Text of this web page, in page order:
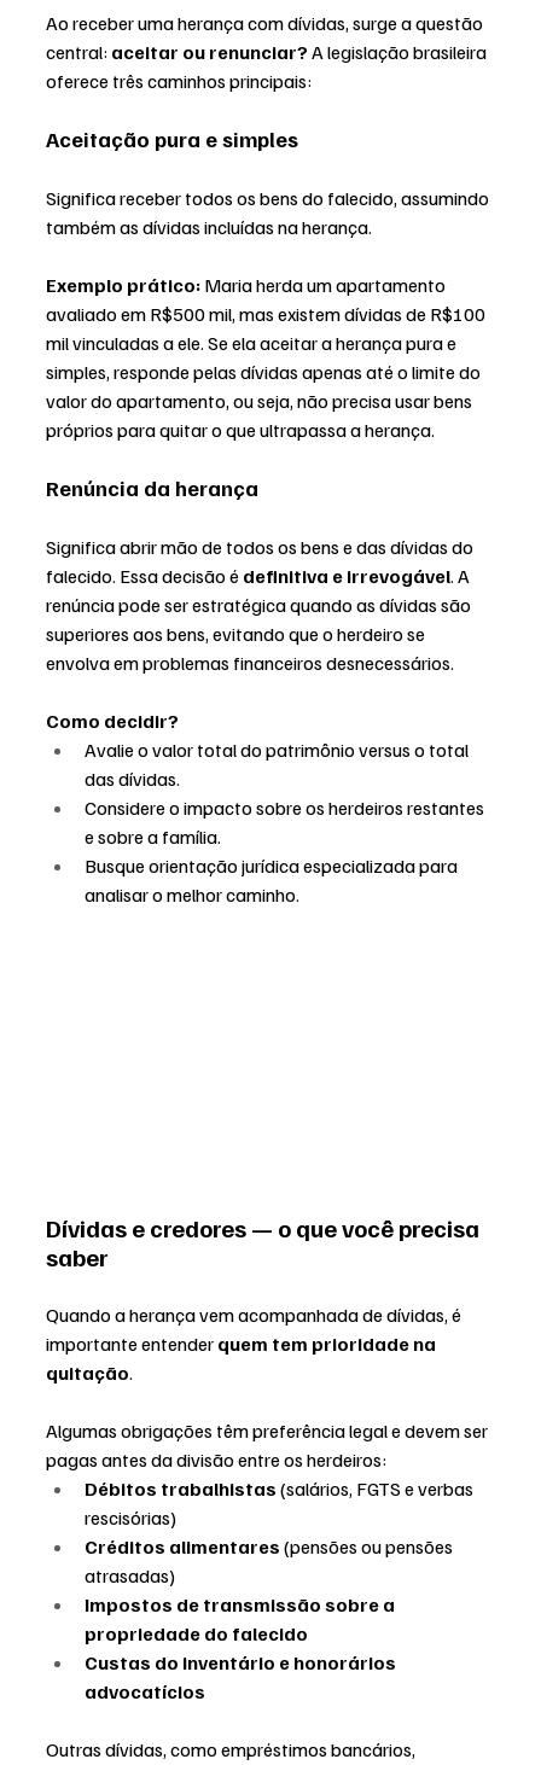
Ao receber uma herança com dívidas, surge a questão
central: aceitar ou renunciar? A legislação brasileira
oferece três caminhos principais:
Aceitação pura e simples
Significa receber todos os bens do falecido, assumindo
também as dívidas incluídas na herança.
Exemplo prático: Maria herda um apartamento
avaliado em R$500 mil, mas existem dívidas de R$100
mil vinculadas a ele. Se ela aceitar a herança pura e
simples, responde pelas dívidas apenas até o limite do
valor do apartamento, ou seja, não precisa usar bens
próprios para quitar o que ultrapassa a herança.
Renúncia da herança
Significa abrir mão de todos os bens e das dívidas do
falecido. Essa decisão é definitiva e irrevogável. A
renúncia pode ser estratégica quando as dívidas são
superiores aos bens, evitando que o herdeiro se
envolva em problemas financeiros desnecessários.
Como decidir?
Avalie o valor total do patrimônio versus o total
das dívidas.
Considere o impacto sobre os herdeiros restantes
e sobre a família.
Busque orientação jurídica especializada para
analisar o melhor caminho.
Dívidas e credores — o que você precisa
saber
Quando a herança vem acompanhada de dívidas, é
importante entender quem tem prioridade na
quitação.
Algumas obrigações têm preferência legal e devem ser
pagas antes da divisão entre os herdeiros:
Débitos trabalhistas (salários, FGTS e verbas
rescisórias)
Créditos alimentares (pensões ou pensões
atrasadas)
Impostos de transmissão sobre a
propriedade do falecido
Custas do inventário e honorários
advocatícios
Outras dívidas, como empréstimos bancários,